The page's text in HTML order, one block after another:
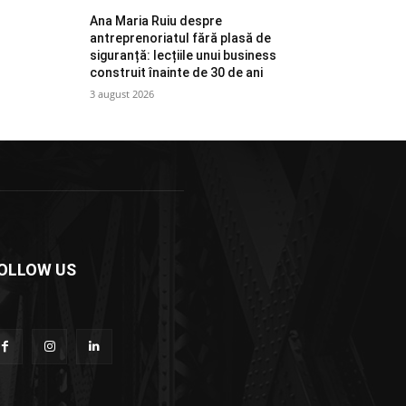
Ana Maria Ruiu despre
antreprenoriatul fără plasă de
siguranță: lecțiile unui business
construit înainte de 30 de ani
3 august 2026
US